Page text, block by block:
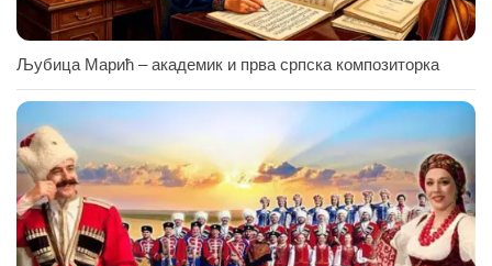
Љубица Марић – академик и прва српска композиторка